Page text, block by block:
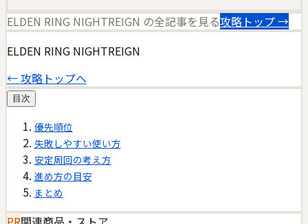
ELDEN RING NIGHTREIGN の全記事を見る攻略トップ →
ELDEN RING NIGHTREIGN
← 攻略トップへ
目次
優先順位
失敗しやすい使い方
安定周回の考え方
進め方の目安
まとめ